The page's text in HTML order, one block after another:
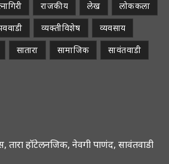
राजकीय लेख
लोककला
व्यक्तीविशेष
व्यवसाय
सातारा सामाजिक
सावंतवाडी
तारा हॉटेलनजिक, नेवगी पाणंद, सावंतवाडी